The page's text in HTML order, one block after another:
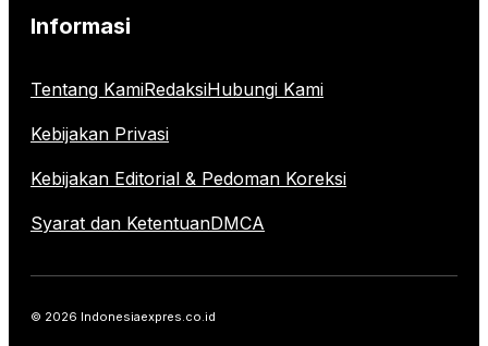
Informasi
Tentang KamiRedaksiHubungi Kami
Kebijakan Privasi
Kebijakan Editorial & Pedoman Koreksi
Syarat dan KetentuanDMCA
© 2026 Indonesiaexpres.co.id